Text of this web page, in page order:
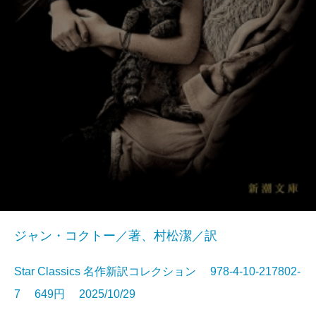
ジャン・コクトー／著、村松潔／訳
Star Classics 名作新訳コレクション 978-4-10-217802-
7 649円 2025/10/29